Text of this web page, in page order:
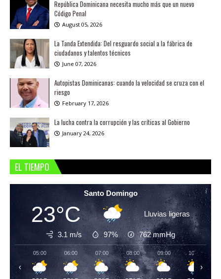
República Dominicana necesita mucho más que un nuevo
Código Penal
August 05, 2026
La Tanda Extendida: Del resguardo social a la fábrica de
ciudadanos y talentos técnicos
June 07, 2026
Autopistas Dominicanas: cuando la velocidad se cruza con el
riesgo
February 17, 2026
La lucha contra la corrupción y las críticas al Gobierno
January 24, 2026
EL TIEMPO
Santo Domingo
23°C Lluvias ligeras
3.1 m/s 97% 762mmHg
05:00 06:00 07:00 08:00 09:00 10:00
‹ ›